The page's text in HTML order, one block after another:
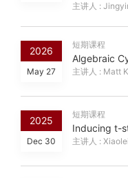
主讲人 :
2026
May 27
短期课程
Algebraic
主讲人 : Matt
2025
Dec 30
短期课程
Inducing t-
主讲人 :